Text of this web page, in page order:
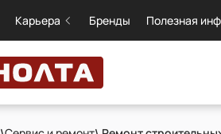
Карьера Бренды Полезная